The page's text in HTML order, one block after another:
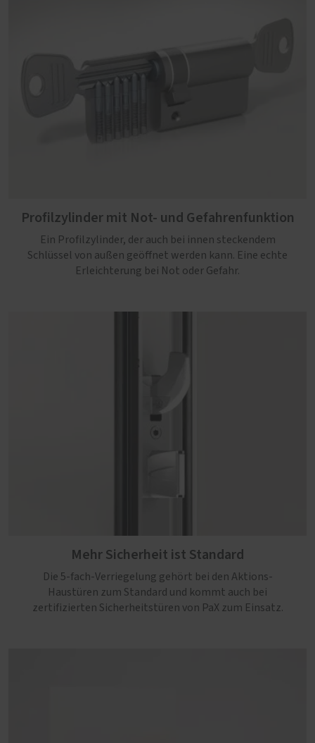
Profilzylinder mit Not- und Gefahrenfunktion
Ein Profilzylinder, der auch bei innen steckendem
Schlüssel von außen geöffnet werden kann. Eine echte
Erleichterung bei Not oder Gefahr.
Mehr Sicherheit ist Standard
Die 5-fach-Verriegelung gehört bei den Aktions-
Haustüren zum Standard und kommt auch bei
zertifizierten Sicherheitstüren von PaX zum Einsatz.